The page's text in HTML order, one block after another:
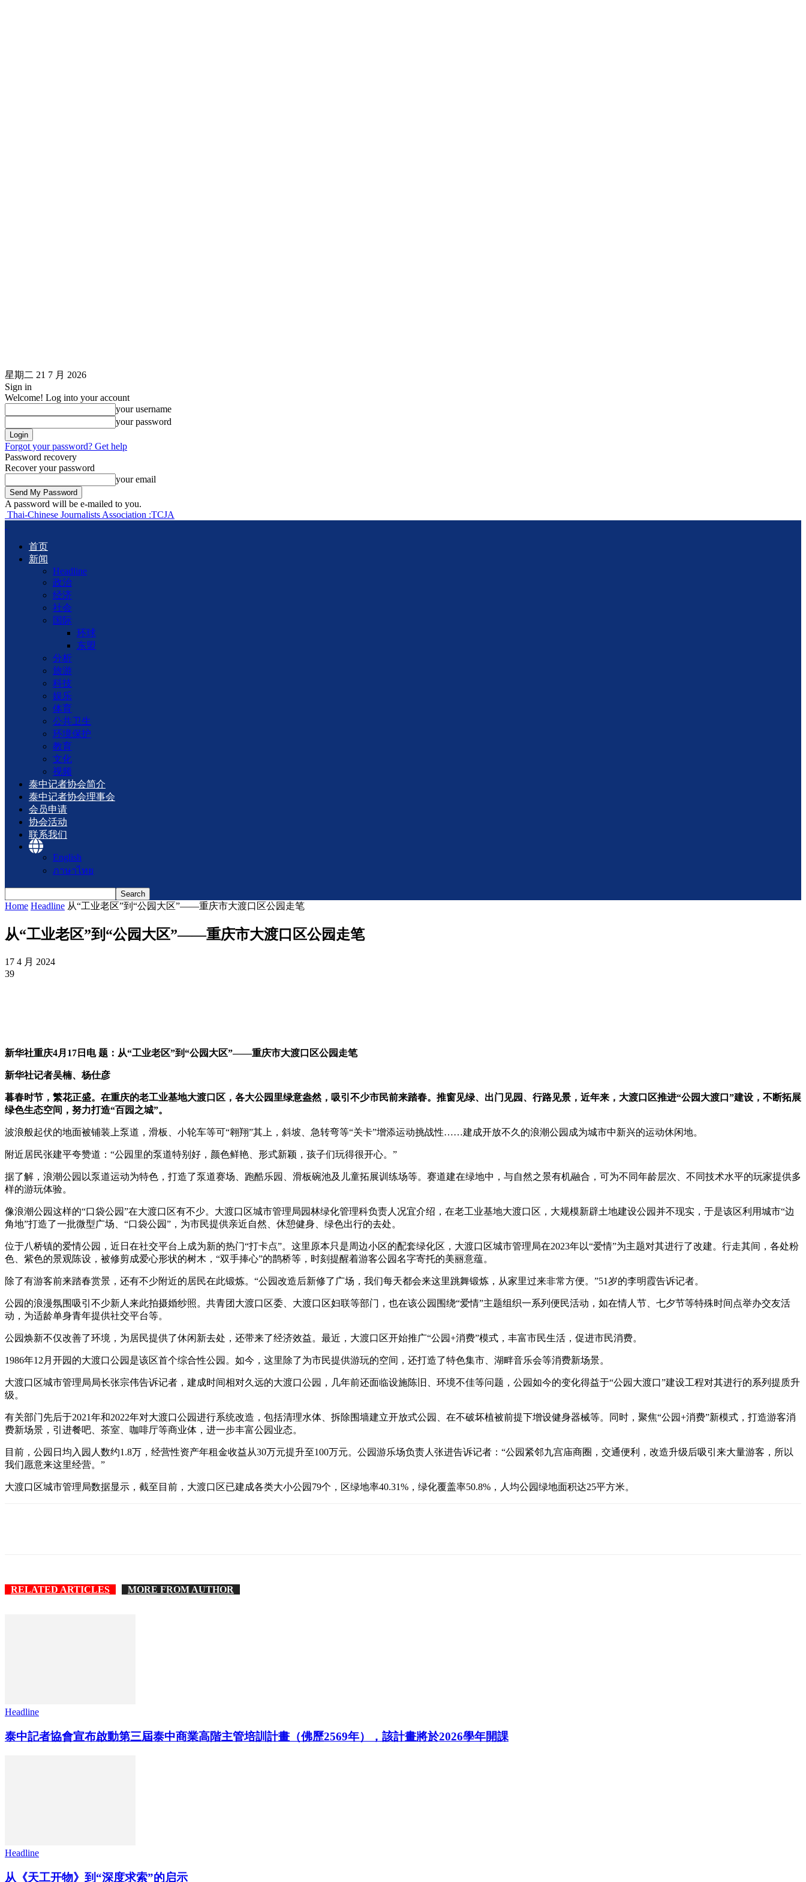
星期二 21 7 月 2026
Sign in
Welcome! Log into your account
your username
your password
Forgot your password? Get help
Password recovery
Recover your password
your email
A password will be e-mailed to you.
Thai-Chinese Journalists Association :TCJA
首页
新闻
Headline
政治
经济
社会
国际
环球
东盟
分析
旅游
科技
娱乐
体育
公共卫生
环境保护
教育
文化
视频
泰中记者协会简介
泰中记者协会理事会
会员申请
协会活动
联系我们
English
ภาษาไทย
Home Headline 从“工业老区”到“公园大区”——重庆市大渡口区公园走笔
从“工业老区”到“公园大区”——重庆市大渡口区公园走笔
17 4 月 2024
39
新华社重庆4月17日电 题：从“工业老区”到“公园大区”——重庆市大渡口区公园走笔
新华社记者吴楠、杨仕彦
暮春时节，繁花正盛。在重庆的老工业基地大渡口区，各大公园里绿意盎然，吸引不少市民前来踏春。推窗见绿、出门见园、行路见景，近年来，大渡口区推进“公园大渡口”建设，不断拓展
绿色生态空间，努力打造“百园之城”。
波浪般起伏的地面被铺装上泵道，滑板、小轮车等可“翱翔”其上，斜坡、急转弯等“关卡”增添运动挑战性……建成开放不久的浪潮公园成为城市中新兴的运动休闲地。
附近居民张建平夸赞道：“公园里的泵道特别好，颜色鲜艳、形式新颖，孩子们玩得很开心。”
据了解，浪潮公园以泵道运动为特色，打造了泵道赛场、跑酷乐园、滑板碗池及儿童拓展训练场等。赛道建在绿地中，与自然之景有机融合，可为不同年龄层次、不同技术水平的玩家提供多
样的游玩体验。
像浪潮公园这样的“口袋公园”在大渡口区有不少。大渡口区城市管理局园林绿化管理科负责人况宜介绍，在老工业基地大渡口区，大规模新辟土地建设公园并不现实，于是该区利用城市“边
角地”打造了一批微型广场、“口袋公园”，为市民提供亲近自然、休憩健身、绿色出行的去处。
位于八桥镇的爱情公园，近日在社交平台上成为新的热门“打卡点”。这里原本只是周边小区的配套绿化区，大渡口区城市管理局在2023年以“爱情”为主题对其进行了改建。行走其间，各处粉
色、紫色的景观陈设，被修剪成爱心形状的树木，“双手捧心”的鹊桥等，时刻提醒着游客公园名字寄托的美丽意蕴。
除了有游客前来踏春赏景，还有不少附近的居民在此锻炼。“公园改造后新修了广场，我们每天都会来这里跳舞锻炼，从家里过来非常方便。”51岁的李明霞告诉记者。
公园的浪漫氛围吸引不少新人来此拍摄婚纱照。共青团大渡口区委、大渡口区妇联等部门，也在该公园围绕“爱情”主题组织一系列便民活动，如在情人节、七夕节等特殊时间点举办交友活
动，为适龄单身青年提供社交平台等。
公园焕新不仅改善了环境，为居民提供了休闲新去处，还带来了经济效益。最近，大渡口区开始推广“公园+消费”模式，丰富市民生活，促进市民消费。
1986年12月开园的大渡口公园是该区首个综合性公园。如今，这里除了为市民提供游玩的空间，还打造了特色集市、湖畔音乐会等消费新场景。
大渡口区城市管理局局长张宗伟告诉记者，建成时间相对久远的大渡口公园，几年前还面临设施陈旧、环境不佳等问题，公园如今的变化得益于“公园大渡口”建设工程对其进行的系列提质升
级。
有关部门先后于2021年和2022年对大渡口公园进行系统改造，包括清理水体、拆除围墙建立开放式公园、在不破坏植被前提下增设健身器械等。同时，聚焦“公园+消费”新模式，打造游客消
费新场景，引进餐吧、茶室、咖啡厅等商业体，进一步丰富公园业态。
目前，公园日均入园人数约1.8万，经营性资产年租金收益从30万元提升至100万元。公园游乐场负责人张进告诉记者：“公园紧邻九宫庙商圈，交通便利，改造升级后吸引来大量游客，所以
我们愿意来这里经营。”
大渡口区城市管理局数据显示，截至目前，大渡口区已建成各类大小公园79个，区绿地率40.31%，绿化覆盖率50.8%，人均公园绿地面积达25平方米。
RELATED ARTICLES MORE FROM AUTHOR
Headline
泰中記者協會宣布啟動第三屆泰中商業高階主管培訓計畫（佛歷2569年），該計畫將於2026學年開課
Headline
从《天工开物》到“深度求索”的启示